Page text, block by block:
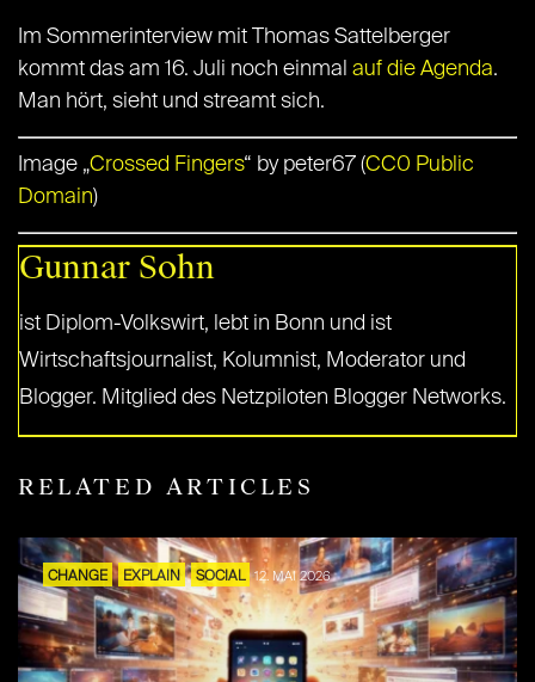
Im Sommerinterview mit Thomas Sattelberger
kommt das am 16. Juli noch einmal auf die Agenda.
Man hört, sieht und streamt sich.
Image „Crossed Fingers“ by peter67 (CC0 Public
Domain)
Gunnar Sohn
ist Diplom-Volkswirt, lebt in Bonn und ist
Wirtschaftsjournalist, Kolumnist, Moderator und
Blogger. Mitglied des Netzpiloten Blogger Networks.
RELATED ARTICLES
CHANGE EXPLAIN SOCIAL 12. MAI 2026